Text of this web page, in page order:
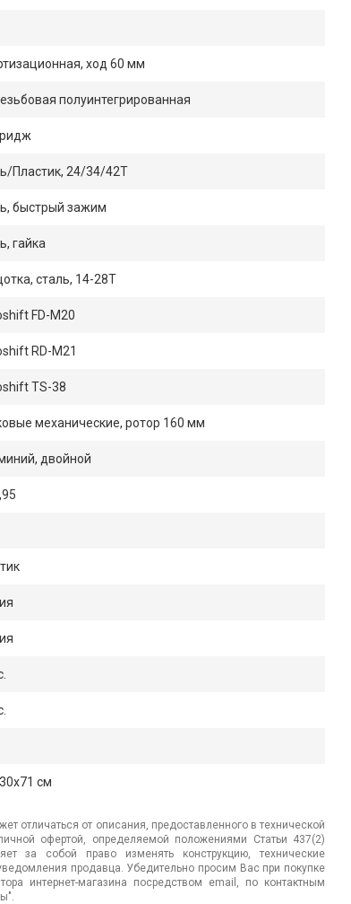
ход 60 мм
полуинтегрированная
Пластик, 24/34/42Т
быстрый зажим
гайка
сталь, 14-28Т
FD-M20
RD-M21
TS-38
механические, ротор 160 мм
двойной
см
отличаться от описания, предоставленного в технической
офертой, определяемой положениями Статьи 437(2)
за собой право изменять конструкцию, технические
продавца. Убедительно просим Вас при покупке
интернет-магазина посредством email, по контактным